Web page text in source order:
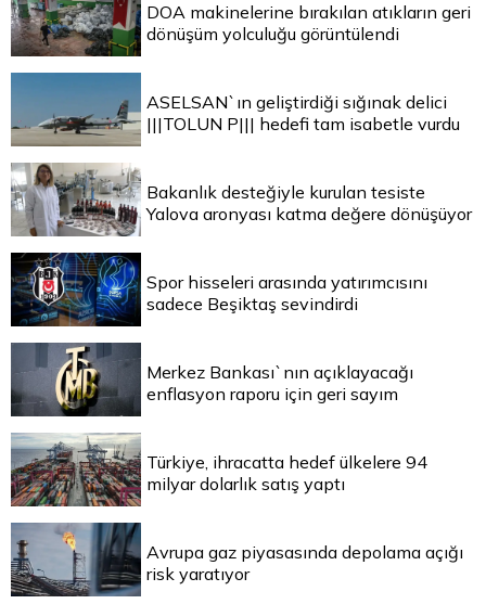
DOA makinelerine bırakılan atıkların geri
dönüşüm yolculuğu görüntülendi
ASELSAN`ın geliştirdiği sığınak delici
|||TOLUN P||| hedefi tam isabetle vurdu
Bakanlık desteğiyle kurulan tesiste
Yalova aronyası katma değere dönüşüyor
Spor hisseleri arasında yatırımcısını
sadece Beşiktaş sevindirdi
Merkez Bankası`nın açıklayacağı
enflasyon raporu için geri sayım
Türkiye, ihracatta hedef ülkelere 94
milyar dolarlık satış yaptı
Avrupa gaz piyasasında depolama açığı
risk yaratıyor